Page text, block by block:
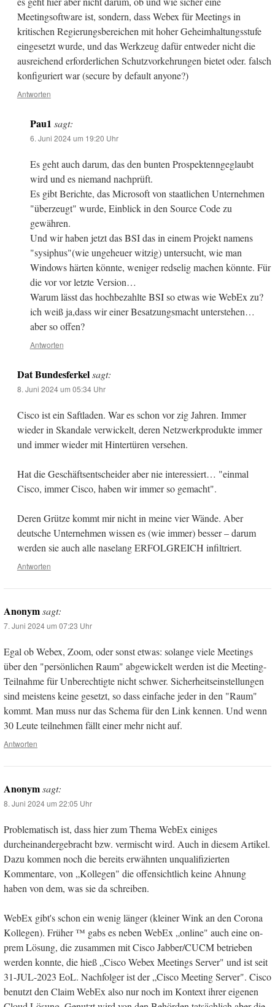
Meetingsoftware ist, sondern, dass Webex für Meetings in
kritischen Regierungsbereichen mit hoher Geheimhaltungsstufe
eingesetzt wurde, und das Werkzeug dafür entweder nicht die
ausreichend erforderlichen Schutzvorkehrungen bietet oder. falsch
konfiguriert war (secure by default anyone?)
Antworten
Pau1 sagt:
6. Juni 2024 um 19:20 Uhr
Es geht auch darum, das den bunten Prospektenngeglaubt
wird und es niemand nachprüft.
Es gibt Berichte, das Microsoft von staatlichen Unternehmen
"überzeugt" wurde, Einblick in den Source Code zu
gewähren.
Und wir haben jetzt das BSI das in einem Projekt namens
"sysiphus"(wie ungeheuer witzig) untersucht, wie man
Windows härten könnte, weniger redselig machen könnte. Für
die vor vor letzte Version…
Warum lässt das hochbezahlte BSI so etwas wie WebEx zu?
ich weiß ja,dass wir einer Besatzungsmacht unterstehen…
aber so offen?
Antworten
Dat Bundesferkel sagt:
8. Juni 2024 um 05:34 Uhr
Cisco ist ein Saftladen. War es schon vor zig Jahren. Immer
wieder in Skandale verwickelt, deren Netzwerkprodukte immer
und immer wieder mit Hintertüren versehen.
Hat die Geschäftsentscheider aber nie interessiert… "einmal
Cisco, immer Cisco, haben wir immer so gemacht".
Deren Grütze kommt mir nicht in meine vier Wände. Aber
deutsche Unternehmen wissen es (wie immer) besser – darum
werden sie auch alle naselang ERFOLGREICH infiltriert.
Antworten
Anonymsagt:
7. Juni 2024 um 07:23 Uhr
Egal ob Webex, Zoom, oder sonst etwas: solange viele Meetings
über den "persönlichen Raum" abgewickelt werden ist die Meeting-
Teilnahme für Unberechtigte nicht schwer. Sicherheitseinstellungen
sind meistens keine gesetzt, so dass einfache jeder in den "Raum"
kommt. Man muss nur das Schema für den Link kennen. Und wenn
30 Leute teilnehmen fällt einer mehr nicht auf.
Antworten
Anonymsagt:
8. Juni 2024 um 22:05 Uhr
Problematisch ist, dass hier zum Thema WebEx einiges
durcheinandergebracht bzw. vermischt wird. Auch in diesem Artikel.
Dazu kommen noch die bereits erwähnten unqualifizierten
Kommentare, von „Kollegen" die offensichtlich keine Ahnung
haben von dem, was sie da schreiben.
WebEx gibt's schon ein wenig länger (kleiner Wink an den Corona
Kollegen). Früher ™ gabs es neben WebEx „online" auch eine on-
prem Lösung, die zusammen mit Cisco Jabber/CUCM betrieben
werden konnte, die hieß „Cisco Webex Meetings Server" und ist seit
31-JUL-2023 EoL. Nachfolger ist der „Cisco Meeting Server". Cisco
benutzt den Claim WebEx also nur noch im Kontext ihrer eigenen